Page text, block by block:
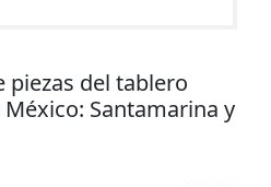
piezas del tablero
Santamarina y